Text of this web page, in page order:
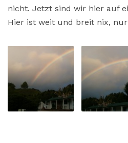
nicht. Jetzt sind wir hier auf
Hier ist weit und breit nix, nur